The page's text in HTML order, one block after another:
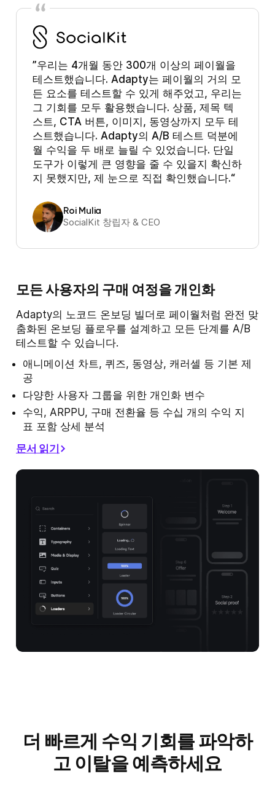
우리는 4개월 동안 300개 이상의 페이월을
테스트했습니다. Adapty는 페이월의 거의 모
든 요소를 테스트할 수 있게 해주었고, 우리는
그 기회를 모두 활용했습니다. 상품, 제목 텍
스트, CTA 버튼, 이미지, 동영상까지 모두 테
스트했습니다. Adapty의 A/B 테스트 덕분에
월 수익을 두 배로 늘릴 수 있었습니다. 단일
도구가 이렇게 큰 영향을 줄 수 있을지 확신하
지 못했지만, 제 눈으로 직접 확인했습니다.
Roi Mulia
SocialKit 창립자 & CEO
모든 사용자의 구매 여정을 개인화
Adapty의 노코드 온보딩 빌더로 페이월처럼 완전 맞
춤화된 온보딩 플로우를 설계하고 모든 단계를 A/B
테스트할 수 있습니다.
애니메이션 차트, 퀴즈, 동영상, 캐러셀 등 기본 제
공
다양한 사용자 그룹을 위한 개인화 변수
수익, ARPPU, 구매 전환율 등 수십 개의 수익 지
표 포함 상세 분석
문서 읽기
더 빠르게 수익 기회를 파악하
고 이탈을 예측하세요